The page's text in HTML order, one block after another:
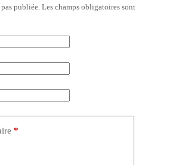
pas publiée. Les champs obligatoires sont
*